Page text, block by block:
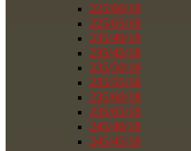
225/60/18
225/65/18
235/40/18
235/45/18
235/50/18
235/55/18
235/60/18
235/65/18
245/40/18
245/45/18